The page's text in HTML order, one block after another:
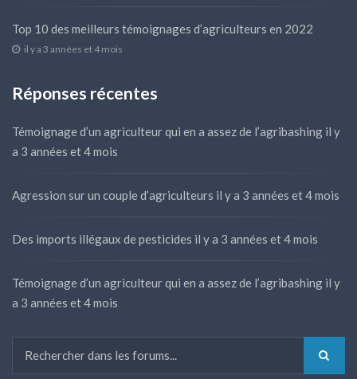
Top 10 des meilleurs témoignages d’agriculteurs en 2022
il y a 3 années et 4 mois
Réponses récentes
Témoignage d’un agriculteur qui en a assez de l’agribashing il y
a 3 années et 4 mois
Agression sur un couple d’agriculteurs il y a 3 années et 4 mois
Des imports illégaux de pesticides il y a 3 années et 4 mois
Témoignage d’un agriculteur qui en a assez de l’agribashing il y
a 3 années et 4 mois